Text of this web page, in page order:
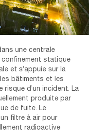
une centrale
confinement statique
et s’appuie sur la
bâtiments et les
d’un incident. La
produite par
de fuite. Le
filtre à air pour
radioactive